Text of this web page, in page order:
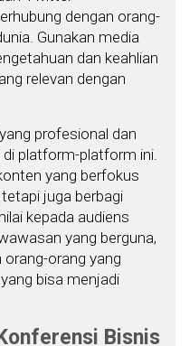
dengan orang-
Gunakan media
dan keahlian
relevan dengan
profesional dan
platform-platform ini.
yang berfokus
juga berbagi
kepada audiens
yang berguna,
orang yang
bisa menjadi
Bisnis